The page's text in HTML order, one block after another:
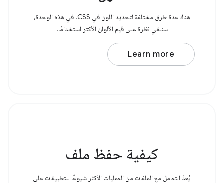
هناك عدة طرق مختلفة لتحديد اللون في CSS. في هذه الوحدة،
سنلقي نظرة على قيم الألوان الأكثر استخدامًا.
Learn more
كيفية حفظ ملف
يُعدّ التعامل مع الملفات من العمليات الأكثر شيوعًا للتطبيقات على